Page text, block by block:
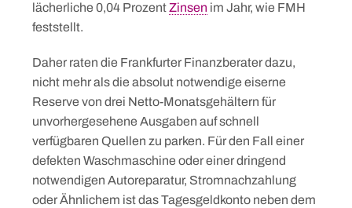
lächerliche 0,04 Prozent Zinsen im Jahr, wie FMH
feststellt.
Daher raten die Frankfurter Finanzberater dazu,
nicht mehr als die absolut notwendige eiserne
Reserve von drei Netto-Monatsgehältern für
unvorhergesehene Ausgaben auf schnell
verfügbaren Quellen zu parken. Für den Fall einer
defekten Waschmaschine oder einer dringend
notwendigen Autoreparatur, Stromnachzahlung
oder Ähnlichem ist das Tagesgeldkonto neben dem